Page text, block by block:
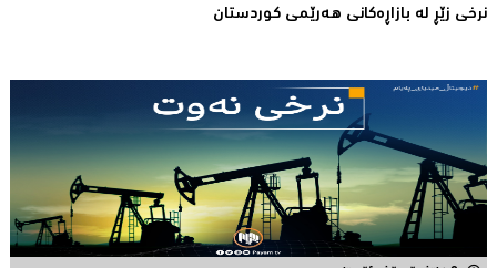
نرخی زێڕ له‌ بازاڕه‌كانی هه‌رێمی كوردستان